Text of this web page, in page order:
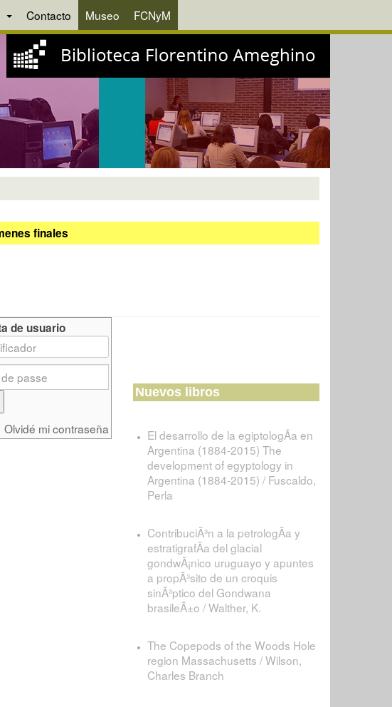
Contacto Museo FCNyM
finales
de usuario
Olvidé mi contraseña
Nuevos libros
El desarrollo de la egiptologÃ­a en
Argentina (1884-2015) The
development of egyptology in
Argentina (1884-2015) / Fuscaldo,
Perla
ContribuciÃ³n a la petrologÃ­a y
estratigrafÃ­a del glacial
gondwÃ¡nico uruguayo y apuntes
a propÃ³sito de un croquis
sinÃ³ptico del Gondwana
brasileÃ±o / Walther, K.
The Copepods of the Woods Hole
region Massachusetts / Wilson,
Charles Branch